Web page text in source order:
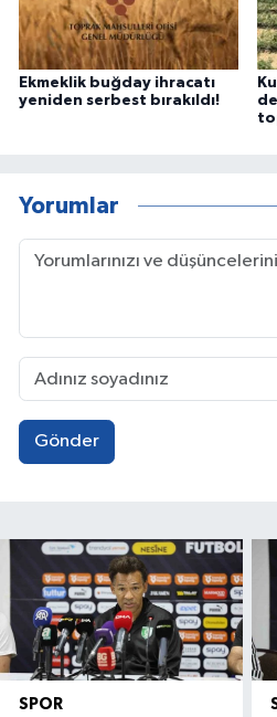
Ekmeklik buğday ihracatı
yeniden serbest bırakıldı!
Yorumlar
Gönder
SPOR